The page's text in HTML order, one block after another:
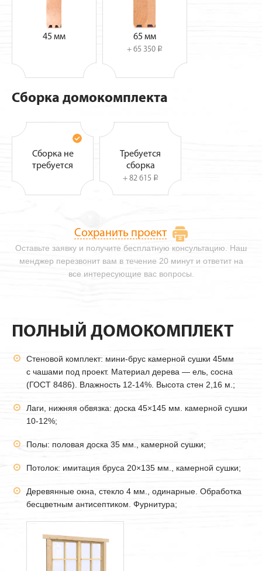
45 мм 65 мм
+ 65 350 i
Сборка домокомплекта
Сборка не
требуется
Требуется
сборка
+ 82 615 i
Оставьте заявку и получите бесплатную консультацию. Наш
менджер перезвонит вам в течение 20 минут и ответит на
все интересующие вас вопросы.
Сохранить проект
ПОЛНЫЙ ДОМОКОМПЛЕКТ
Стеновой комплект: мини-брус камерной сушки 45мм
с чашами под проект. Материал дерева — ель, сосна
(ГОСТ 8486). Влажность 12-14%. Высота стен 2,16 м.;
Лаги, нижняя обвязка: доска 45×145 мм. камерной сушки
10-12%;
Полы: половая доска 35 мм., камерной сушки;
Потолок: имитация бруса 20×135 мм., камерной сушки;
Деревянные окна, стекло 4 мм., одинарные. Обработка
бесцветным антисептиком. Фурнитура;